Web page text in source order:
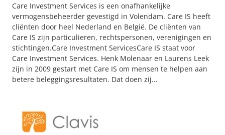
Care Investment Services is een onafhankelijke
vermogensbeheerder gevestigd in Volendam. Care IS heeft
cliënten door heel Nederland en België. De cliënten van
Care IS zijn particulieren, rechtspersonen, verenigingen en
stichtingen.Care Investment ServicesCare IS staat voor
Care Investment Services. Henk Molenaar en Laurens Leek
zijn in 2009 gestart met Care IS om mensen te helpen aan
betere beleggingsresultaten. Dat doen zij...